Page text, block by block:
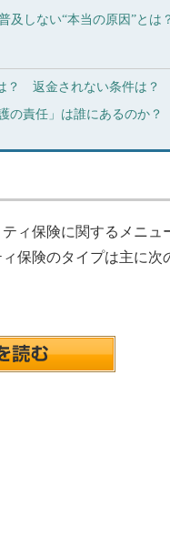
及しない“本当の原因”とは
？ 返金されない条件は？
の責任」は誰にあるのか？
ィ保険に関するメニュ
保険のタイプは主に次